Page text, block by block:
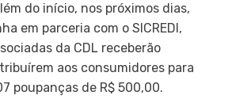
do início, nos próximos dias,
em parceria com o SICREDI,
da CDL receberão
aos consumidores para
poupanças de R$ 500,00.